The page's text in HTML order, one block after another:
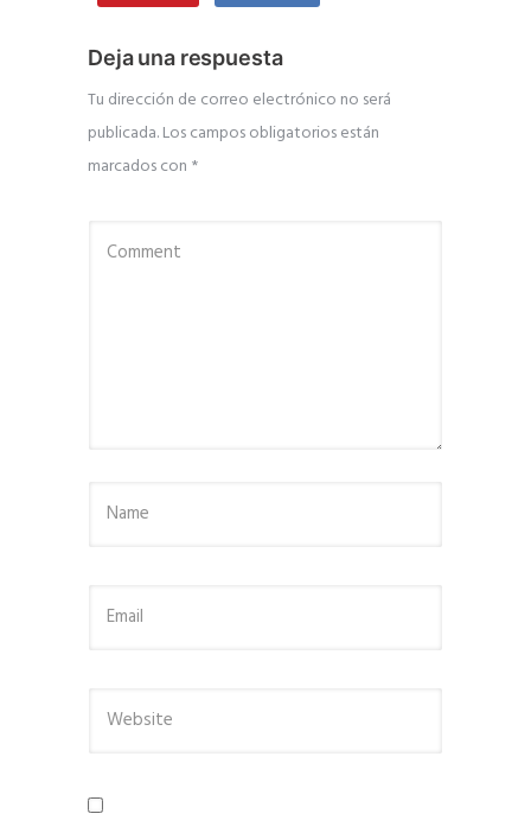
Deja una respuesta
Tu dirección de correo electrónico no será
publicada.Los campos obligatorios están
marcados con *